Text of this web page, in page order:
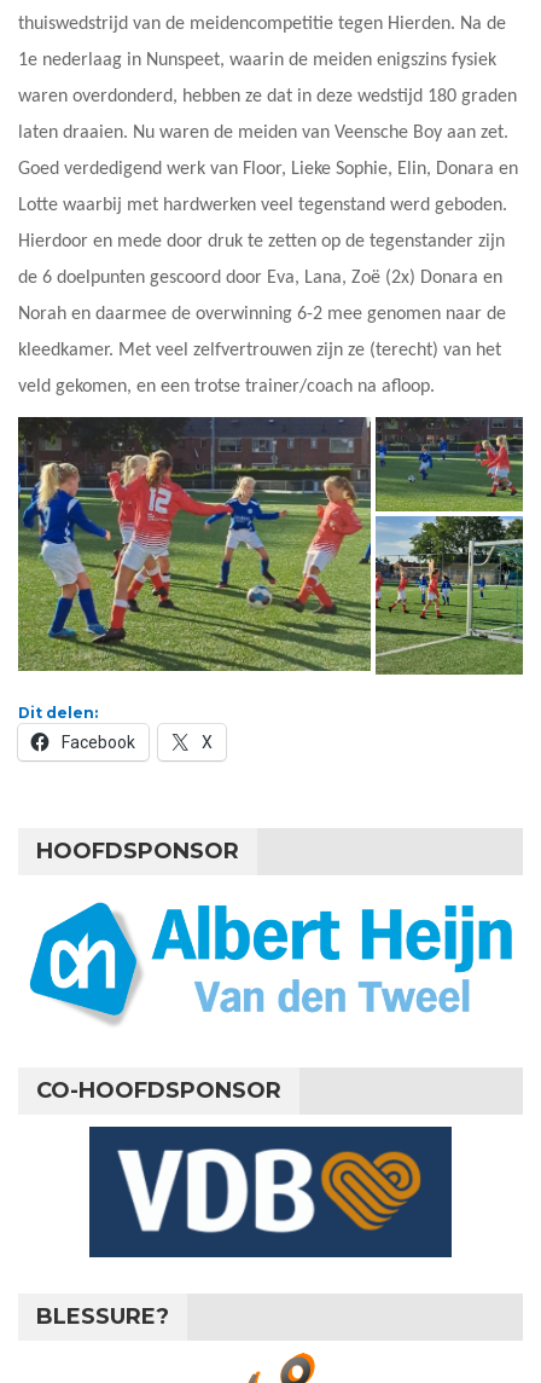
thuiswedstrijd van de meidencompetitie tegen Hierden. Na de
1e nederlaag in Nunspeet, waarin de meiden enigszins fysiek
waren overdonderd, hebben ze dat in deze wedstijd 180 graden
laten draaien. Nu waren de meiden van Veensche Boy aan zet.
Goed verdedigend werk van Floor, Lieke Sophie, Elin, Donara en
Lotte waarbij met hardwerken veel tegenstand werd geboden.
Hierdoor en mede door druk te zetten op de tegenstander zijn
de 6 doelpunten gescoord door Eva, Lana, Zoë (2x) Donara en
Norah en daarmee de overwinning 6-2 mee genomen naar de
kleedkamer. Met veel zelfvertrouwen zijn ze (terecht) van het
veld gekomen, en een trotse trainer/coach na afloop.
Dit delen:
Facebook X
HOOFDSPONSOR
CO-HOOFDSPONSOR
BLESSURE?